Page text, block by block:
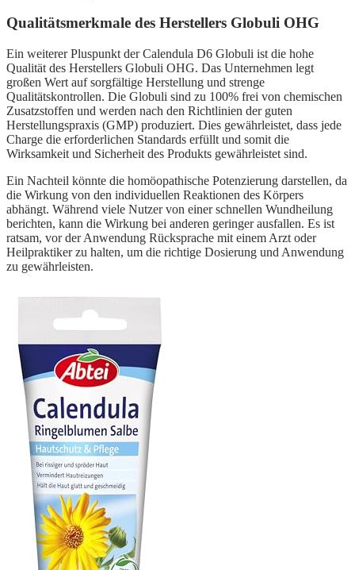
Qualitätsmerkmale des Herstellers Globuli OHG
Ein weiterer Pluspunkt der Calendula D6 Globuli ist die hohe
Qualität des Herstellers Globuli OHG. Das Unternehmen legt
großen Wert auf sorgfältige Herstellung und strenge
Qualitätskontrollen. Die Globuli sind zu 100% frei von chemischen
Zusatzstoffen und werden nach den Richtlinien der guten
Herstellungspraxis (GMP) produziert. Dies gewährleistet, dass jede
Charge die erforderlichen Standards erfüllt und somit die
Wirksamkeit und Sicherheit des Produkts gewährleistet sind.
Ein Nachteil könnte die homöopathische Potenzierung darstellen, da
die Wirkung von den individuellen Reaktionen des Körpers
abhängt. Während viele Nutzer von einer schnellen Wundheilung
berichten, kann die Wirkung bei anderen geringer ausfallen. Es ist
ratsam, vor der Anwendung Rücksprache mit einem Arzt oder
Heilpraktiker zu halten, um die richtige Dosierung und Anwendung
zu gewährleisten.